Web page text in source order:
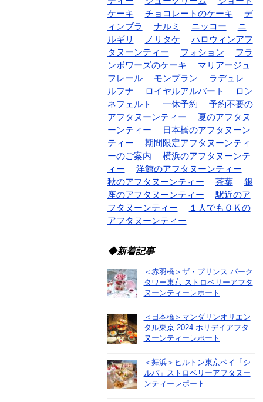
ケーキ
チョコレートのケーキ
デ
ィンブラ
ナルミ ニッコー
ニ
ルギリ
ノリタケ
ハロウィンアフ
タヌーンティー
フォション
フラ
ンボワーズのケーキ
マリアージュ
フレール
モンブラン
ラデュレ
ルフナ
ロイヤルアルバート
ロン
ネフェルト
一休予約
予約不要の
アフタヌーンティー
夏のアフタヌ
ーンティー
日本橋のアフタヌーン
ティー
期間限定アフタヌーンティ
ーのご案内
横浜のアフタヌーンテ
ィー
洋館のアフタヌーンティー
秋のアフタヌーンティー
茶葉
銀
座のアフタヌーンティー
駅近のア
フタヌーンティー
１人でもＯＫの
アフタヌーンティー
◆新着記事
＜赤羽橋＞ザ・プリンス パーク
タワー東京 ストロベリーアフタ
ヌーンティーレポート
＜日本橋＞マンダリンオリエン
タル東京 2024 ホリデイアフタ
ヌーンティーレポート
＜舞浜＞ヒルトン東京ベイ「シ
ルバ」ストロベリーアフタヌー
ンティーレポート